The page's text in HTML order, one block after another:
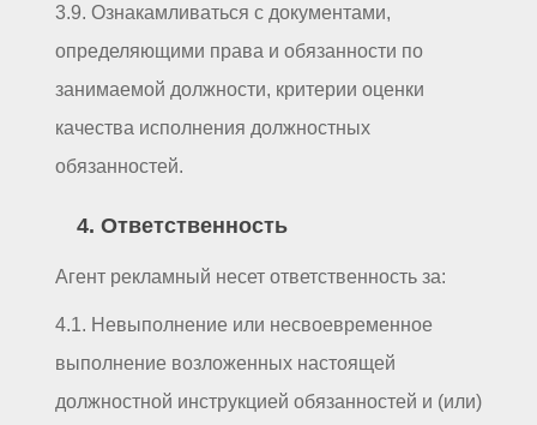
3.9. Ознакамливаться с документами,
определяющими права и обязанности по
занимаемой должности, критерии оценки
качества исполнения должностных
обязанностей.
4. Ответственность
Агент рекламный несет ответственность за:
4.1. Невыполнение или несвоевременное
выполнение возложенных настоящей
должностной инструкцией обязанностей и (или)